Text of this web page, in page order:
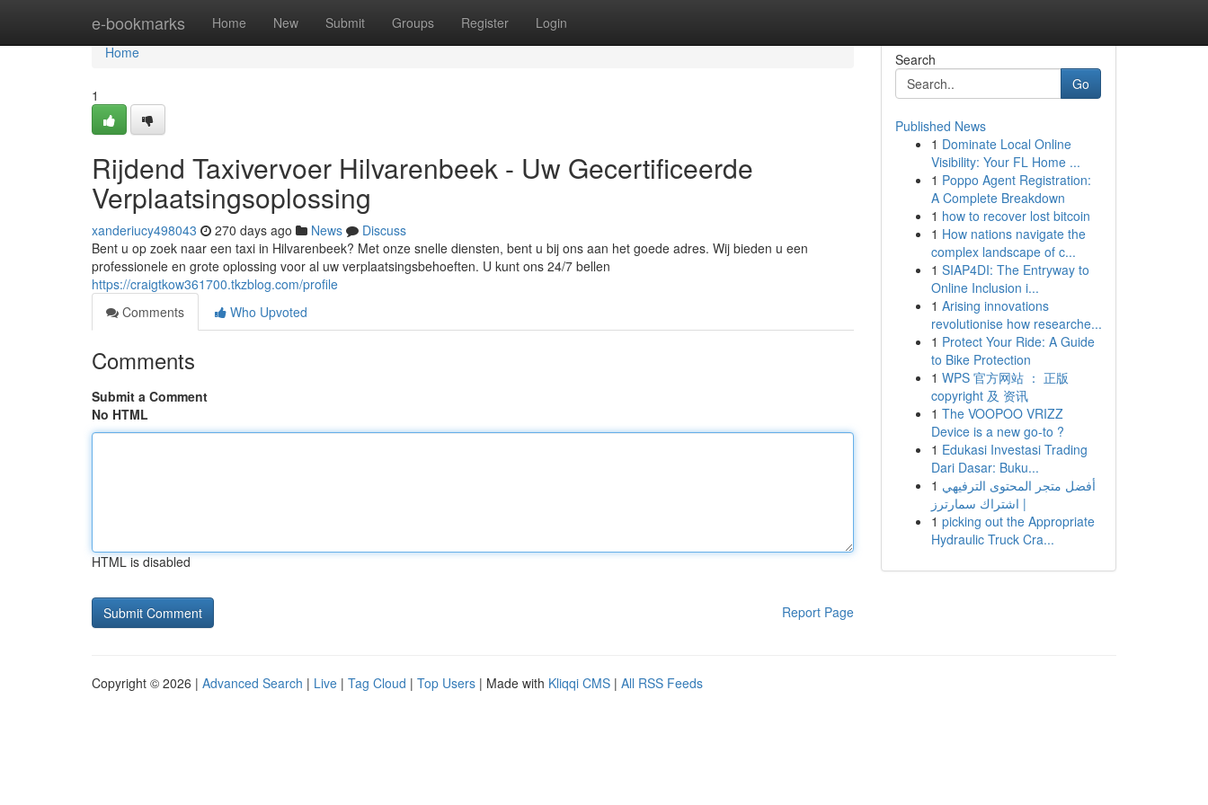
e-bookmarks Home New Submit Groups Register Login
Home
Home
1
Rijdend Taxivervoer Hilvarenbeek - Uw Gecertificeerde
Verplaatsingsoplossing
xanderiucy498043 270 days ago News
Discuss
Bent u op zoek naar een taxi in Hilvarenbeek? Met onze snelle diensten, bent u bij ons aan het goede adres. Wij bieden u een
professionele en grote oplossing voor al uw verplaatsingsbehoeften. U kunt ons 24/7 bellen
https://craigtkow361700.tkzblog.com/profile
Comments
Who Upvoted
Comments
Submit a Comment
No HTML
HTML is disabled
Report Page
Search
Go
Published News
1 Dominate Local Online
Visibility: Your FL Home ...
1 Poppo Agent Registration:
A Complete Breakdown
1 how to recover lost bitcoin
1 How nations navigate the
complex landscape of c...
1 SIAP4DI: The Entryway to
Online Inclusion i...
1 Arising innovations
revolutionise how researche...
1 Protect Your Ride: A Guide
to Bike Protection
1 WPS 官方网站 ： 正版
copyright 及 资讯
1 The VOOPOO VRIZZ
Device is a new go-to ?
1 Edukasi Investasi Trading
Dari Dasar: Buku...
1 أفضل متجر المحتوى الترفيهي
| اشتراك سمارترز
1 picking out the Appropriate
Hydraulic Truck Cra...
Copyright © 2026 | Advanced Search | Live | Tag Cloud | Top Users | Made with Kliqqi CMS | All RSS Feeds